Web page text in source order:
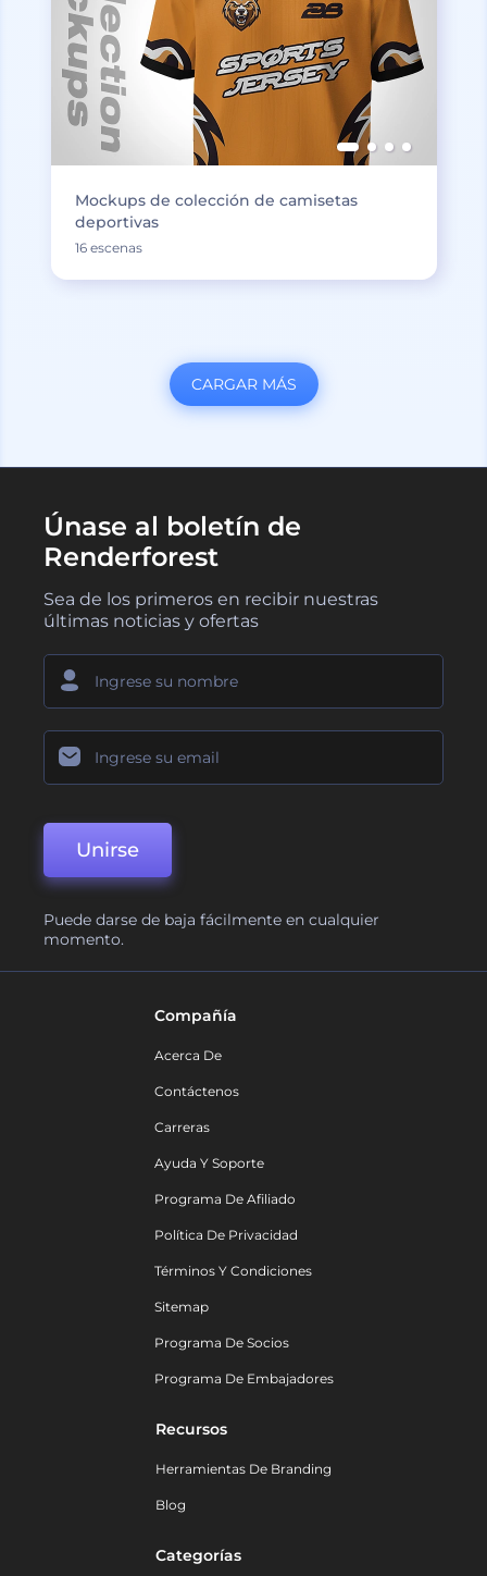
Mockups de colección de camisetas
deportivas
16 escenas
CARGAR MÁS
Únase al boletín de
Renderforest
Sea de los primeros en recibir nuestras
últimas noticias y ofertas
Unirse
Puede darse de baja fácilmente en cualquier
momento.
Compañía
Acerca De
Contáctenos
Carreras
Ayuda Y Soporte
Programa De Afiliado
Política De Privacidad
Términos Y Condiciones
Sitemap
Programa De Socios
Programa De Embajadores
Recursos
Herramientas De Branding
Blog
Categorías